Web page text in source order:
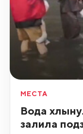
МЕСТА
Вода
залила